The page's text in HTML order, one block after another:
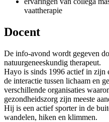
vaattherapie
Docent
De info-avond wordt gegeven
natuurgeneeskundig therapeut.
Hayo is sinds 1996 actief in zijn
de interactie tussen lichaam en
verschillende organisaties
gezondheidszorg zijn meeste
Hij is een actief sporter in de
wandelen, hiken en klimmen.